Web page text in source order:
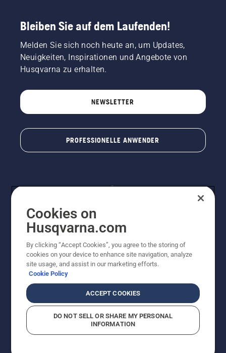
Bleiben Sie auf dem Laufenden!
Melden Sie sich noch heute an, um Updates,
Neuigkeiten, Inspirationen und Angebote von
Husqvarna zu erhalten.
NEWSLETTER
PROFESSIONELLE ANWENDER
© Husqvarna® AB (publ). Alle Rechte vorbehalten. Die
Preisangaben sind unverbindliche Preisempfehlungen
von Husqvarna Schweiz AG an den teilnehmenden
Fachhandel, Preise in CHF inklusive 8,1% MWST und
unverbindliche Preisempfehlungen (inkl. MwSt), es sei
denn sie sind für den direkten Kauf verfügbar.
Cookie-RichtlinieNutzungsbedingungen Datenschutzerklärung
Vermutete Verstöße melden
Cookies on
Husqvarna.com
By clicking “Accept Cookies”, you agree to the storing of
cookies on your device to enhance site navigation, analyze
site usage, and assist in our marketing efforts.
Cookie Policy
ACCEPT COOKIES
DO NOT SELL OR SHARE MY PERSONAL
INFORMATION